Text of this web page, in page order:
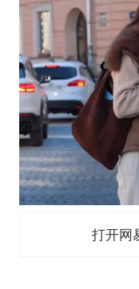
打开网